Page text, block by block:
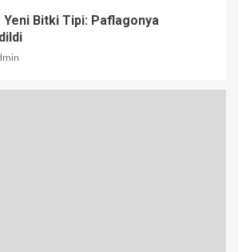
Yeni Bitki Tipi: Paflagonya